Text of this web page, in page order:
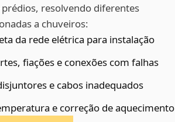
resolvendo diferentes
a chuveiros:
da rede elétrica para instalação
fiações e conexões com falhas
e cabos inadequados
e correção de aquecimento